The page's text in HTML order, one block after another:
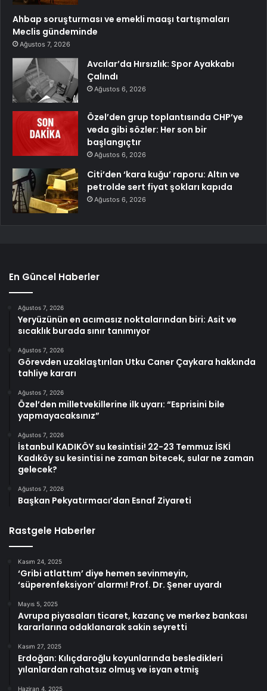
Ahbap soruşturması ve emekli maaşı tartışmaları
Meclis gündeminde
Ağustos 7, 2026
Avcılar’da Hırsızlık: Spor Ayakkabı
Çalındı
Ağustos 6, 2026
Özel’den grup toplantısında CHP’ye
veda gibi sözler: Her son bir
başlangıçtır
Ağustos 6, 2026
Citi’den ‘kara kuğu’ raporu: Altın ve
petrolde sert fiyat şokları kapıda
Ağustos 6, 2026
En Güncel Haberler
Ağustos 7, 2026
Yeryüzünün en acımasız noktalarından biri: Asit ve
sıcaklık burada sınır tanımıyor
Ağustos 7, 2026
Görevden uzaklaştırılan Utku Caner Çaykara hakkında
tahliye kararı
Ağustos 7, 2026
Özel’den milletvekillerine ilk uyarı: “Esprisini bile
yapmayacaksınız”
Ağustos 7, 2026
İstanbul KADIKÖY su kesintisi! 22-23 Temmuz İSKİ
Kadıköy su kesintisi ne zaman bitecek, sular ne zaman
gelecek?
Ağustos 7, 2026
Başkan Pekyatırmacı’dan Esnaf Ziyareti
Rastgele Haberler
Kasım 24, 2025
‘Gribi atlattım’ diye hemen sevinmeyin,
‘süperenfeksiyon’ alarmı! Prof. Dr. Şener uyardı
Mayıs 5, 2025
Avrupa piyasaları ticaret, kazanç ve merkez bankası
kararlarına odaklanarak sakin seyretti
Kasım 27, 2025
Erdoğan: Kılıçdaroğlu koyunlarında besledikleri
yılanlardan rahatsız olmuş ve isyan etmiş
Haziran 4, 2025